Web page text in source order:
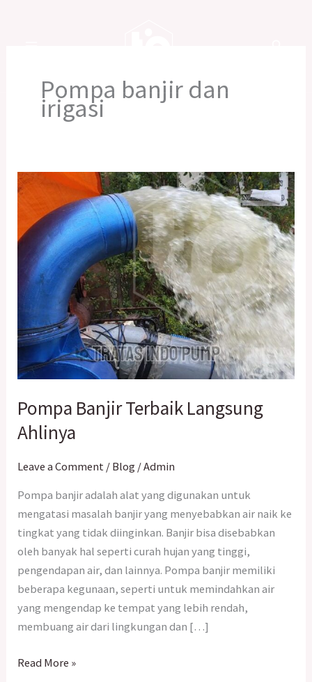
Pompa banjir dan
irigasi
Pompa Banjir Terbaik Langsung
Ahlinya
Leave a Comment / Blog /Admin
Pompa banjir adalah alat yang digunakan untuk
mengatasi masalah banjir yang menyebabkan air naik ke
tingkat yang tidak diinginkan. Banjir bisa disebabkan
oleh banyak hal seperti curah hujan yang tinggi,
pengendapan air, dan lainnya. Pompa banjir memiliki
beberapa kegunaan, seperti untuk memindahkan air
yang mengendap ke tempat yang lebih rendah,
membuang air dari lingkungan dan […]
Pompa
Banjir
Terbaik
Langsung
Ahlinya
Read More »